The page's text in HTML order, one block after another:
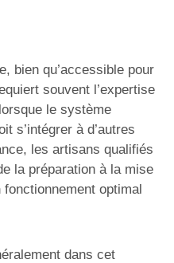
bien qu’accessible pour
souvent l’expertise
le système
s’intégrer à d’autres
les artisans qualifiés
la préparation à la mise
optimal
dans cet